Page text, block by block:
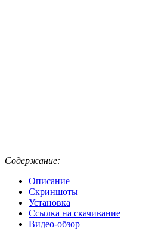
Содержание:
Описание
Скриншоты
Установка
Ссылка на скачивание
Видео-обзор